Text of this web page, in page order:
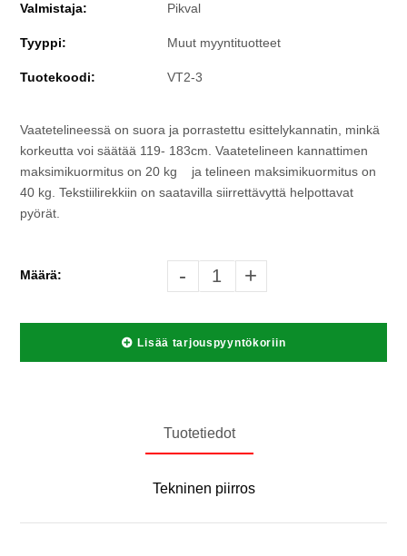
Valmistaja: Pikval
Tyyppi: Muut myyntituotteet
Tuotekoodi: VT2-3
Vaatetelineessä on suora ja porrastettu esittelykannatin, minkä
korkeutta voi säätää 119- 183cm. Vaatetelineen kannattimen
maksimikuormitus on 20 kg ja telineen maksimikuormitus on
40 kg. Tekstiilirekkiin on saatavilla siirrettävyttä helpottavat
pyörät.
Määrä: - +
Lisää tarjouspyyntökoriin
Tuotetiedot
Tekninen piirros